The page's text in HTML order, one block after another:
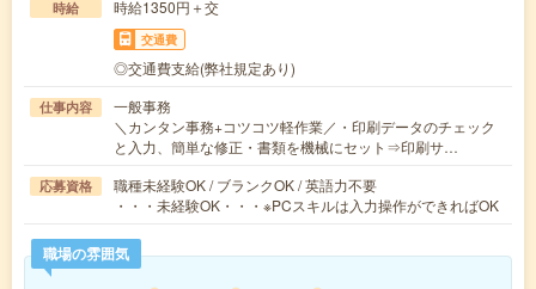
時給 時給1350円＋交
交通費
◎交通費支給(弊社規定あり)
仕事内容
一般事務
＼カンタン事務+コツコツ軽作業／・印刷データのチェック
と入力、簡単な修正・書類を機械にセット⇒印刷サ…
応募資格
職種未経験OK / ブランクOK / 英語力不要
・・・未経験OK・・・※PCスキルは入力操作ができればOK
職場の雰囲気